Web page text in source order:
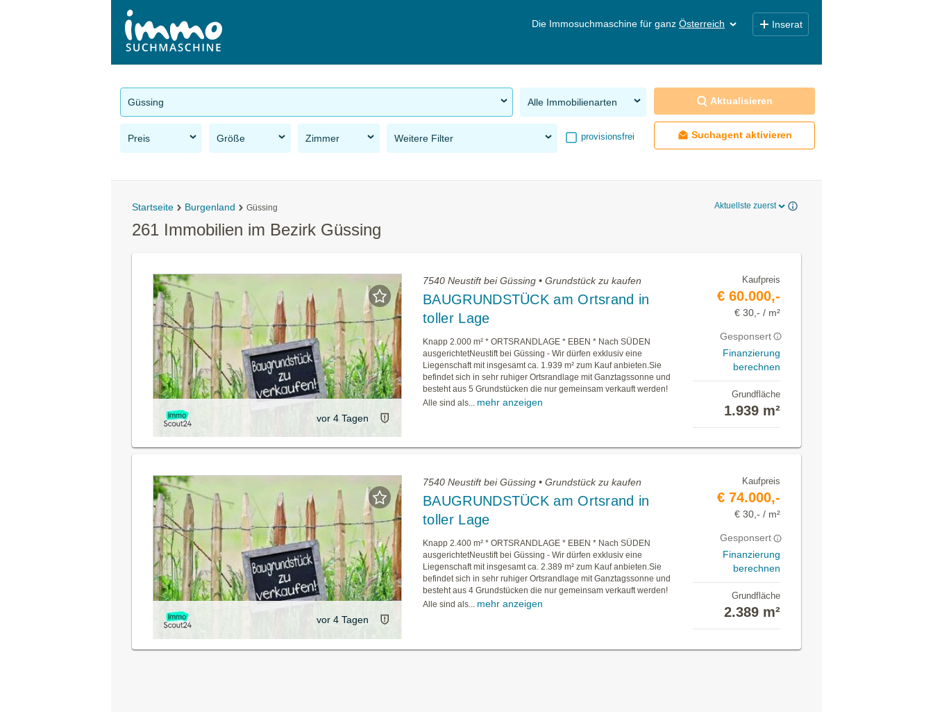
Die Immosuchmaschine für ganz Österreich Inserat
Güssing Alle Immobilienarten
Preis Größe Zimmer Weitere Filter provisionsfrei
Aktualisieren
Suchagent aktivieren
Startseite Burgenland Güssing Aktuellste zuerst
261 Immobilien im Bezirk Güssing
vor 4 Tagen
7540 Neustift bei Güssing • Grundstück zu kaufen
BAUGRUNDSTÜCK am Ortsrand in
toller Lage
Knapp 2.000 m² * ORTSRANDLAGE * EBEN * Nach SÜDEN
ausgerichtetNeustift bei Güssing - Wir dürfen exklusiv eine
Liegenschaft mit insgesamt ca. 1.939 m² zum Kauf anbieten.Sie
befindet sich in sehr ruhiger Ortsrandlage mit Ganztagssonne und
besteht aus 5 Grundstücken die nur gemeinsam verkauft werden!
Alle sind als... mehr anzeigen
Kaufpreis
€ 60.000,-
€ 30,- / m²
Gesponsert
Finanzierung
berechnen
Grundfläche
1.939 m²
vor 4 Tagen
7540 Neustift bei Güssing • Grundstück zu kaufen
BAUGRUNDSTÜCK am Ortsrand in
toller Lage
Knapp 2.400 m² * ORTSRANDLAGE * EBEN * Nach SÜDEN
ausgerichtetNeustift bei Güssing - Wir dürfen exklusiv eine
Liegenschaft mit insgesamt ca. 2.389 m² zum Kauf anbieten.Sie
befindet sich in sehr ruhiger Ortsrandlage mit Ganztagssonne und
besteht aus 4 Grundstücken die nur gemeinsam verkauft werden!
Alle sind als... mehr anzeigen
Kaufpreis
€ 74.000,-
€ 30,- / m²
Gesponsert
Finanzierung
berechnen
Grundfläche
2.389 m²